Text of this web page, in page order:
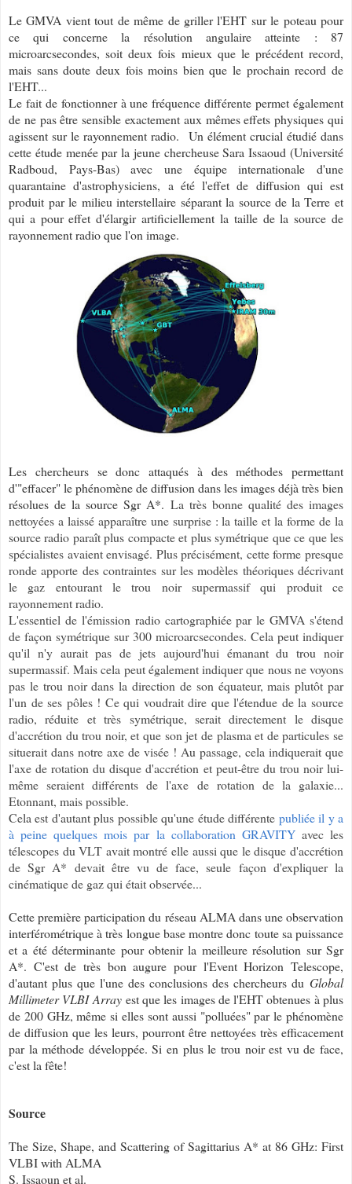
Le GMVA vient tout de même de griller l'EHT sur le poteau pour
ce qui concerne la résolution angulaire atteinte : 87
microarcsecondes, soit deux fois mieux que le précédent record,
mais sans doute deux fois moins bien que le prochain record de
l'EHT...
Le fait de fonctionner à une fréquence différente permet également
de ne pas être sensible exactement aux mêmes effets physiques qui
agissent sur le rayonnement radio. Un élément crucial étudié dans
cette étude menée par la jeune chercheuse Sara Issaoud (Université
Radboud, Pays-Bas) avec une équipe internationale d'une
quarantaine d'astrophysiciens, a été l'effet de diffusion qui est
produit par le milieu interstellaire séparant la source de la Terre et
qui a pour effet d'élargir artificiellement la taille de la source de
rayonnement radio que l'on image.
Les chercheurs se donc attaqués à des méthodes permettant
d'"effacer" le phénomène de diffusion dans les images déjà très bien
résolues de la source Sgr A*. La très bonne qualité des images
nettoyées a laissé apparaître une surprise : la taille et la forme de la
source radio paraît plus compacte et plus symétrique que ce que les
spécialistes avaient envisagé. Plus précisément, cette forme presque
ronde apporte des contraintes sur les modèles théoriques décrivant
le gaz entourant le trou noir supermassif qui produit ce
rayonnement radio.
L'essentiel de l'émission radio cartographiée par le GMVA s'étend
de façon symétrique sur 300 microarcsecondes. Cela peut indiquer
qu'il n'y aurait pas de jets aujourd'hui émanant du trou noir
supermassif. Mais cela peut également indiquer que nous ne voyons
pas le trou noir dans la direction de son équateur, mais plutôt par
l'un de ses pôles ! Ce qui voudrait dire que l'étendue de la source
radio, réduite et très symétrique, serait directement le disque
d'accrétion du trou noir, et que son jet de plasma et de particules se
situerait dans notre axe de visée ! Au passage, cela indiquerait que
l'axe de rotation du disque d'accrétion et peut-être du trou noir lui-
même seraient différents de l'axe de rotation de la galaxie...
Etonnant, mais possible.
Cela est d'autant plus possible qu'une étude différente publiée il y a
à peine quelques mois par la collaboration GRAVITYavec les
télescopes du VLT avait montré elle aussi que le disque d'accrétion
de Sgr A* devait être vu de face, seule façon d'expliquer la
cinématique de gaz qui était observée...
Cette première participation du réseau ALMA dans une observation
interférométrique à très longue base montre donc toute sa puissance
et a été déterminante pour obtenir la meilleure résolution sur Sgr
A*. C'est de très bon augure pour l'Event Horizon Telescope,
d'autant plus que l'une des conclusions des chercheurs du Global
Millimeter VLBI Array est que les images de l'EHT obtenues à plus
de 200 GHz, même si elles sont aussi "polluées" par le phénomène
de diffusion que les leurs, pourront être nettoyées très efficacement
par la méthode développée. Si en plus le trou noir est vu de face,
c'est la fête!
Source
The Size, Shape, and Scattering of Sagittarius A* at 86 GHz: First
VLBI with ALMA
S. Issaoun et al.